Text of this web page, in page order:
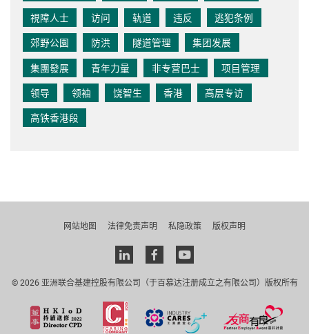
視障人士
访问 轨道 违反
逃犯条例
郊野公園
防洪 隧道管理
集团发展
集團發展
青年力量 非专营巴士
项目管理
领导
领袖 饶智生 香港
高层专访
高铁香港段
网站地图 法律免责声明 私隐政策 版权声明
Linkedinfacebookyoutube
© 2026 亚洲联合基建控股有限公司（于百慕达注册成立之有限公司）版权所有